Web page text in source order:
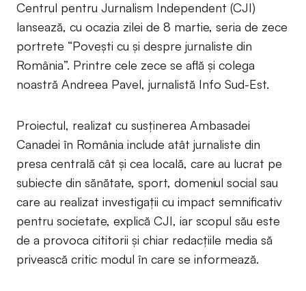
Centrul pentru Jurnalism Independent (CJI)
lansează, cu ocazia zilei de 8 martie, seria de zece
portrete “Povești cu și despre jurnaliste din
România”. Printre cele zece se află și colega
noastră Andreea Pavel, jurnalistă Info Sud-Est.
Proiectul, realizat cu susținerea Ambasadei
Canadei în România include atât jurnaliste din
presa centrală cât și cea locală, care au lucrat pe
subiecte din sănătate, sport, domeniul social sau
care au realizat investigații cu impact semnificativ
pentru societate, explică CJI, iar scopul său este
de a provoca cititorii și chiar redacțiile media să
privească critic modul în care se informează.